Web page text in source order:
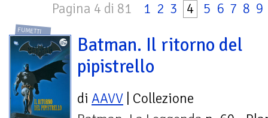
Pagina 4 di 81 1 2 3 4 5 6 7 8 9
FUMETTI
Batman. Il ritorno del
pipistrello
di AAVV | Collezione